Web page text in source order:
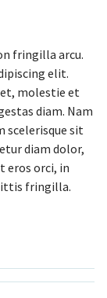
fringilla arcu.
elit.
molestie et
diam. Nam
scelerisque sit
diam dolor,
eros orci, in
fringilla.